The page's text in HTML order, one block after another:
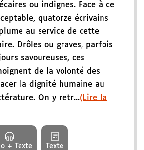
ou indignes. Face à ce
quatorze écrivains
au service de cette
Drôles ou graves, parfois
savoureuses, ces
de la volonté des
la dignité humaine au
On y retr...(Lire la
+ Texte Texte